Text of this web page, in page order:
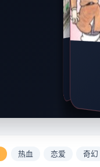
热血 恋爱 奇幻